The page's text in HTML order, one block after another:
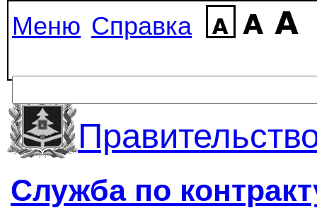
Меню Справка
Служба по